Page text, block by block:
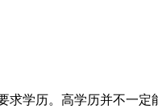
学历。高学历并不一